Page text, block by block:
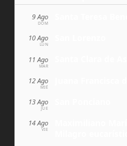
9 Ago
DOM
10 Ago
LUN
11 Ago
MAR
12 Ago
MIÉ
13 Ago
JUE
14 Ago
VIE